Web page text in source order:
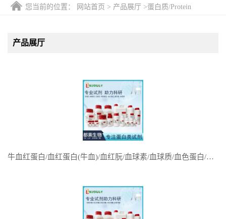
证书荣誉
您当前的位置： 网站首页 > 产品展厅 >蛋白质/Protein
产品展厅
牛血红蛋白/血红蛋白(牛血)/血红朊/血球素/血球质/血色蛋白/Hemoglobin from bovine blood/Hb